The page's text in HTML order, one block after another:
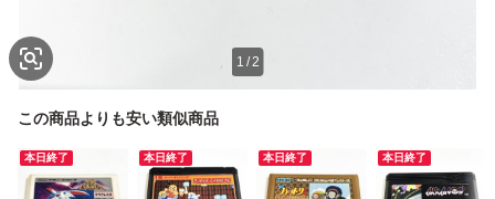
1 /2
この商品よりも安い類似商品
本日終了 本日終了 本日終了 本日終了